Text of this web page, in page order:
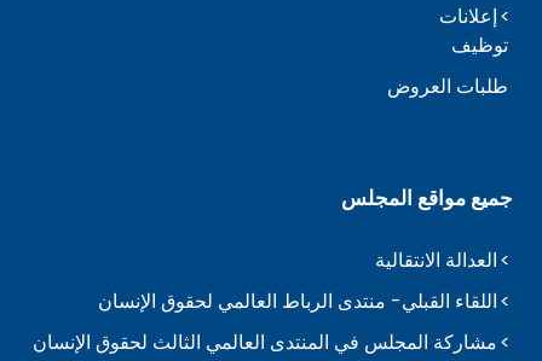
إعلانات
توظيف
طلبات العروض
جميع مواقع المجلس
العدالة الانتقالية
اللقاء القبلي- منتدى الرباط العالمي لحقوق الإنسان
مشاركة المجلس في المنتدى العالمي الثالث لحقوق الإنسان